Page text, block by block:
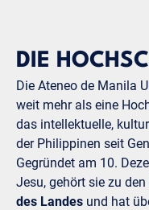
DIE
Die Ateneo de Manila
weit mehr als eine
das intellektuelle,
der Philippinen seit
Gegründet am 10.
Jesu, gehört sie zu den
des Landes und hat